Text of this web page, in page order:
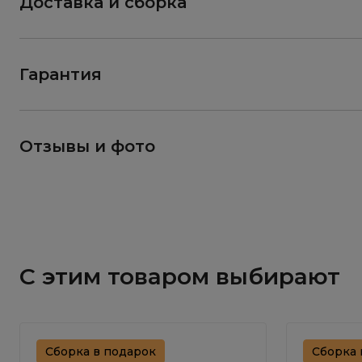
Гарантия
Отзывы и фото
С этим товаром выбирают
Сборка в подарок Сборка